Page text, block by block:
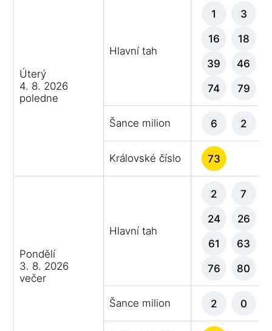
Úterý
4. 8. 2026
poledne
Hlavní tah
1 3
16 18
39 46
74 79
Šance milion 6 2
Královské číslo 73
Pondělí
3. 8. 2026
večer
Hlavní tah
2 7
24 26
61 63
76 80
Šance milion 2 0